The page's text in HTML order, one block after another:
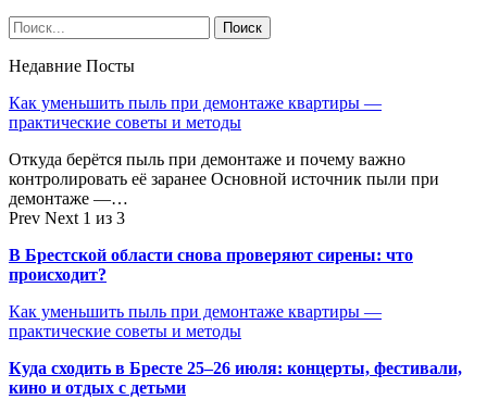
Недавние Посты
Как уменьшить пыль при демонтаже квартиры —
практические советы и методы
Откуда берётся пыль при демонтаже и почему важно
контролировать её заранее Основной источник пыли при
демонтаже —…
Prev Next 1 из 3
В Брестской области снова проверяют сирены: что
происходит?
Как уменьшить пыль при демонтаже квартиры —
практические советы и методы
Куда сходить в Бресте 25–26 июля: концерты, фестивали,
кино и отдых с детьми